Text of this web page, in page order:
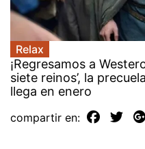
Relax
¡Regresamos a
siete reinos’, la
llega en enero
compartir en: